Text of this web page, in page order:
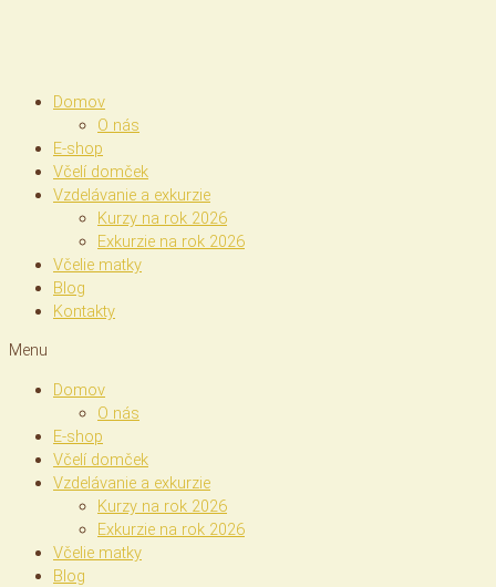
Domov
O nás
E-shop
Včelí domček
Vzdelávanie a exkurzie
Kurzy na rok 2026
Exkurzie na rok 2026
Včelie matky
Blog
Kontakty
Menu
Domov
O nás
E-shop
Včelí domček
Vzdelávanie a exkurzie
Kurzy na rok 2026
Exkurzie na rok 2026
Včelie matky
Blog